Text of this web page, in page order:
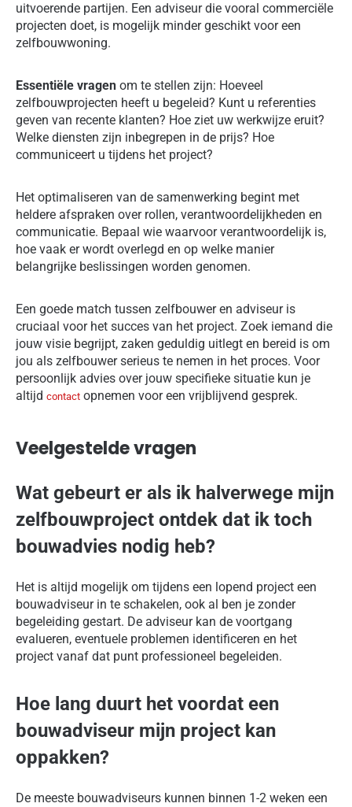
uitvoerende partijen. Een adviseur die vooral commerciële
projecten doet, is mogelijk minder geschikt voor een
zelfbouwwoning.
Essentiële vragen om te stellen zijn: Hoeveel
zelfbouwprojecten heeft u begeleid? Kunt u referenties
geven van recente klanten? Hoe ziet uw werkwijze eruit?
Welke diensten zijn inbegrepen in de prijs? Hoe
communiceert u tijdens het project?
Het optimaliseren van de samenwerking begint met
heldere afspraken over rollen, verantwoordelijkheden en
communicatie. Bepaal wie waarvoor verantwoordelijk is,
hoe vaak er wordt overlegd en op welke manier
belangrijke beslissingen worden genomen.
Een goede match tussen zelfbouwer en adviseur is
cruciaal voor het succes van het project. Zoek iemand die
jouw visie begrijpt, zaken geduldig uitlegt en bereid is om
jou als zelfbouwer serieus te nemen in het proces. Voor
persoonlijk advies over jouw specifieke situatie kun je
altijd contact opnemen voor een vrijblijvend gesprek.
Veelgestelde vragen
Wat gebeurt er als ik halverwege mijn
zelfbouwproject ontdek dat ik toch
bouwadvies nodig heb?
Het is altijd mogelijk om tijdens een lopend project een
bouwadviseur in te schakelen, ook al ben je zonder
begeleiding gestart. De adviseur kan de voortgang
evalueren, eventuele problemen identificeren en het
project vanaf dat punt professioneel begeleiden.
Hoe lang duurt het voordat een
bouwadviseur mijn project kan
oppakken?
De meeste bouwadviseurs kunnen binnen 1-2 weken een